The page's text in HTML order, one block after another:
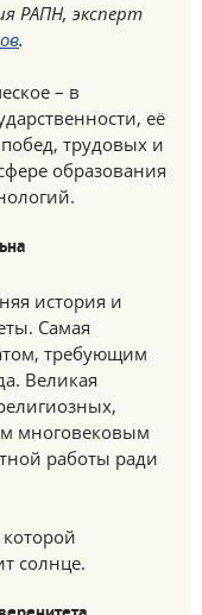
РАПН, эксперт
.
– в
её
трудовых и
образования
история и
Самая
требующим
Великая
многовековым
работы ради
солнце.